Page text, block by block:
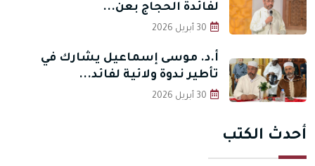
لفائدة الحجاج بعن...
30 أبريل 2026
أ.د. موسى إسماعيل يشارك في
تأطير ندوة ولائية لفائد...
30 أبريل 2026
أحدث الكتب